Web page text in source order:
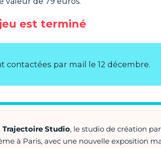
Trajectoire Studio, le studio de création
à Paris, avec une nouvelle exposition